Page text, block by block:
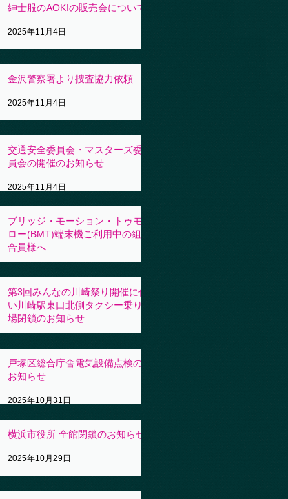
紳士服のAOKIの販売会について
2025年11月4日
金沢警察署より捜査協力依頼
2025年11月4日
交通安全委員会・マスターズ委
員会の開催のお知らせ
2025年11月4日
ブリッジ・モーション・トゥモ
ロー(BMT)端末機ご利用中の組
合員様へ
第3回みんなの川崎祭り開催に伴
い川崎駅東口北側タクシー乗り
場閉鎖のお知らせ
戸塚区総合庁舎電気設備点検の
お知らせ
2025年10月31日
横浜市役所 全館閉鎖のお知らせ
2025年10月29日